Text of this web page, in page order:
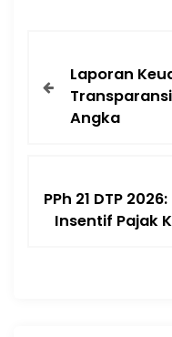
Laporan
Angka
PPh 21 DTP
Insentif Pajak